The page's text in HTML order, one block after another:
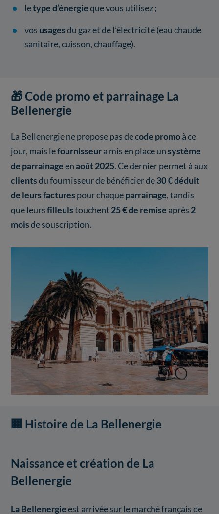
letype d’énergieque vous utilisez ;
vos usagesdu gaz et de l’électricité (eau chaude
sanitaire, cuisson, chauffage).
🎁 Code promo et parrainage La
Bellenergie
La Bellenergie ne propose pas de code promoà ce
jour, mais lefournisseura mis en place unsystème
de parrainageenaoût 2025. Ce dernier permet à aux
clientsdu fournisseur de bénéficier de30 € déduit
de leurs factures pour chaqueparrainage, tandis
que leursfilleulstouchent 25 € de remise après 2
moisde souscription.
🏢 Histoire de La Bellenergie
Naissance et création de La
Bellenergie
La Bellenergieest arrivée sur le marché français de